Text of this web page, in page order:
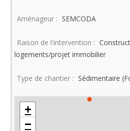
Aménageur : SEMCODA
Raison de l'intervention :
logements/projet immobilier
Type de chantier : Sédimentaire
+
−